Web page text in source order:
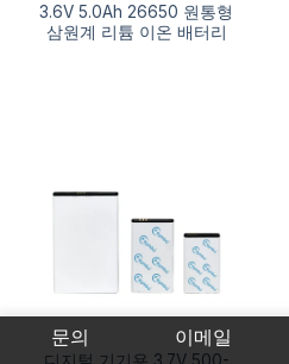
3.6V 5.0Ah 26650 원통형
삼원계 리튬 이온 배터리
문의 이메일